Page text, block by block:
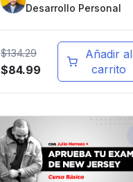
Desarrollo Personal
$134.29
$84.99
Añadir al
carrito